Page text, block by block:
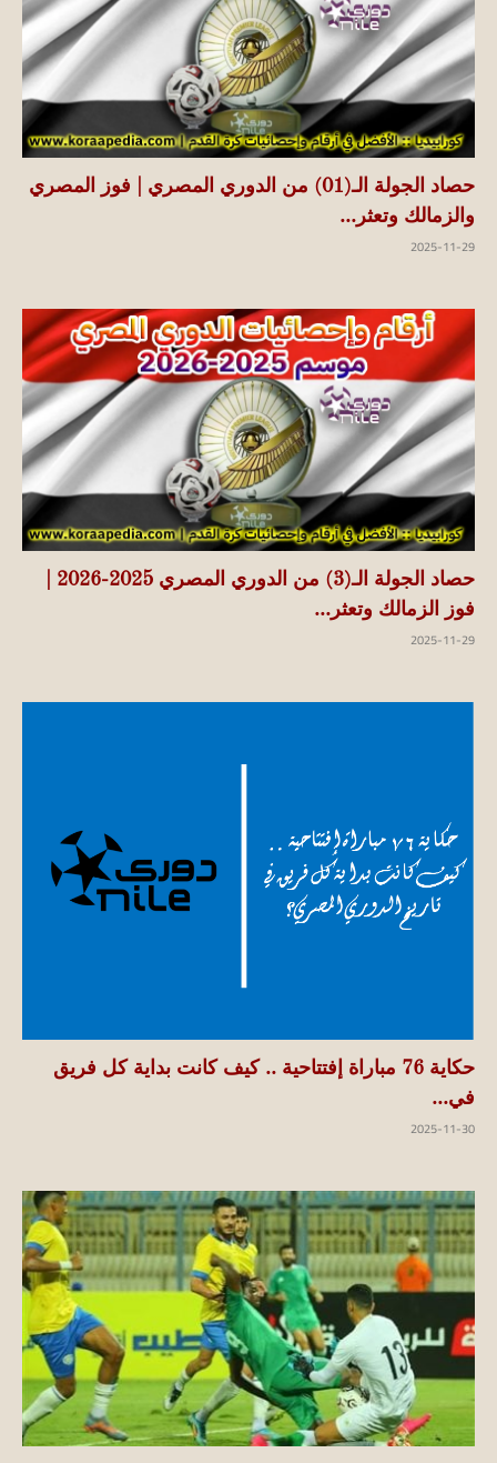
حصاد الجولة الـ(01) من الدوري المصري | فوز المصري
والزمالك وتعثر...
2025-11-29
فوز الزمالك وتعثر...
2025-11-29
حكاية 76 مباراة إفتتاحية .. كيف كانت بداية كل فريق
في...
2025-11-30